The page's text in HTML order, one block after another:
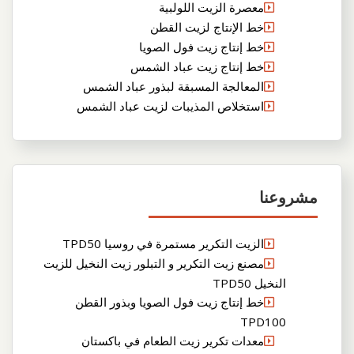
معصرة الزيت اللولبية
خط الإنتاج لزيت القطن
خط إنتاج زيت فول الصويا
خط إنتاج زيت عباد الشمس
المعالجة المسبقة لبذور عباد الشمس
استخلاص المذيبات لزيت عباد الشمس
مشروعنا
الزيت التكرير مستمرة في روسيا TPD50
مصنع زيت التكرير و التبلور زيت النخيل للزيت
النخيل TPD50
خط إنتاج زيت فول الصويا وبذور القطن
TPD100
معدات تكرير زيت الطعام في باكستان